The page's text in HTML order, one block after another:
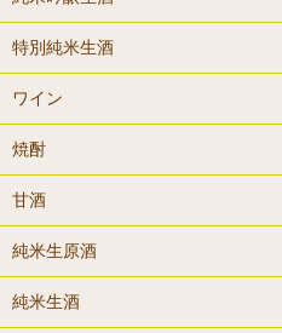
特別純米生酒
ワイン
焼酎
甘酒
純米生原酒
純米生酒